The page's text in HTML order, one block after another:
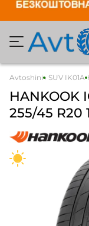
Avtoshini
iON evo SUV IK01A
HANKOOK
255/45 R20